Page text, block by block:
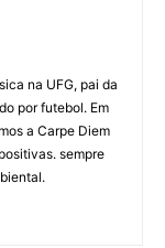
na UFG, pai da
por futebol. Em
a Carpe Diem
sempre